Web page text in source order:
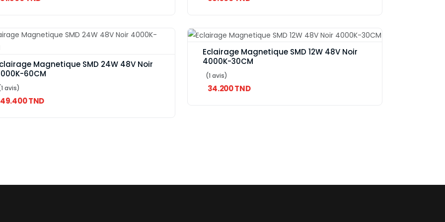
Magnetique SMD 24W 48V Noir
60CM
avis)
49.400 TND
Eclairage Magnetique SMD 12W 48V Noir
4000K-30CM
(1 avis)
34.200 TND